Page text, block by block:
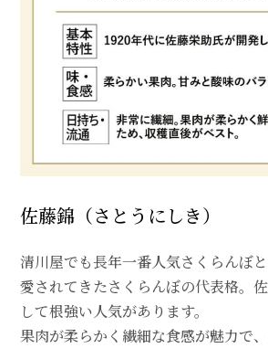
佐藤錦（さとうにしき）
清川屋でも長年一番人気さくらんぼ
愛されてきたさくらんぼの代表格。
して根強い人気があります。
果肉が柔らかく繊細な食感が魅力で、